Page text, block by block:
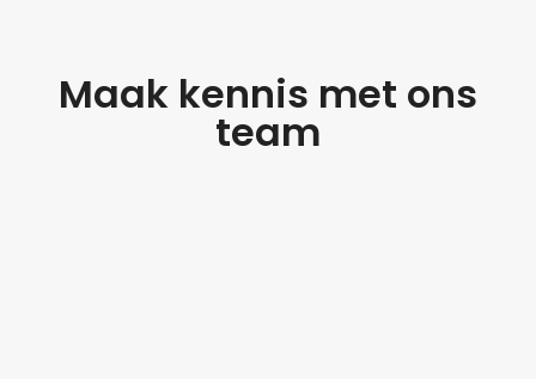
Maak kennis met ons
team